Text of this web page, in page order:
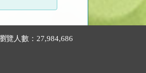
覽人數：27,984,686